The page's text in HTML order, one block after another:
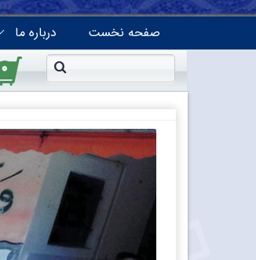
صفحه نخست درباره ما
۰